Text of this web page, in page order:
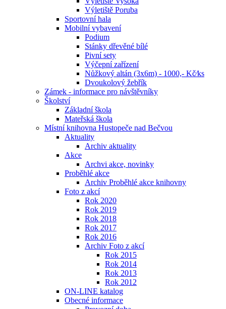
Výletiště Poruba
Sportovní hala
Mobilní vybavení
Podium
Stánky dřevěné bílé
Pivní sety
Výčepní zařízení
Nůžkový altán (3x6m) - 1000,- Kč⁄ks
Dvoukolový žebřík
Zámek - informace pro návštěvníky
Školství
Základní škola
Mateřská škola
Místní knihovna Hustopeče nad Bečvou
Aktuality
Archiv aktuality
Akce
Archvi akce, novinky
Proběhlé akce
Archiv Proběhlé akce knihovny
Foto z akcí
Rok 2020
Rok 2019
Rok 2018
Rok 2017
Rok 2016
Archiv Foto z akcí
Rok 2015
Rok 2014
Rok 2013
Rok 2012
ON-LINE katalog
Obecné informace